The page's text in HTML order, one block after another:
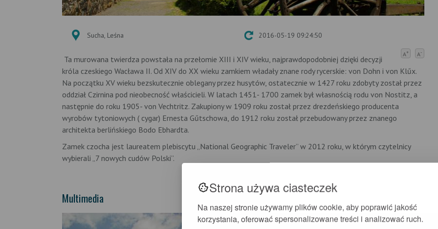
Strona używa ciasteczek
Na naszej stronie używamy plików cookie, aby poprawić jakość
korzystania, oferować spersonalizowane treści i analizować ruch.
Sucha, Leśna 2016-05-19 09:24:50
A+ A-
Ta murowana twierdza powstała na przełomie XIII i XIV wieku, najprawdopodobniej dzięki decyzji
króla czeskiego Wacława II. Od XIV do XX wieku zamkiem władały znane rody rycerskie: von Dohn i von Klűx.
Na początku XV wieku bezskutecznie oblegany przez husytów, ostatecznie w 1427 roku zdobyty został przez
oddział Czirnina pod nieobecność właścicieli. W latach 1451- 1700 zamek był własnością rodu von Nostitz, a
następnie do roku 1905- von Vechtritz. Zakupiony w 1909 roku został przez drezdeńskiego producenta
wyrobów tytoniowych ( cygar) Ernesta Gűtschowa, do 1912 roku został przebudowany przez znanego
architekta berlińskiego Bodo Ebhardta.
Zamek czocha jest laureatem plebiscytu „National Geographic Traveler” w 2012 roku, w którym czytelnicy
wybierali „7 nowych cudów Polski”.
Multimedia